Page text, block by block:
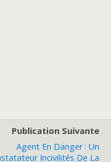
Publication Suivante
Agent En Danger : Un
Incivilités De La